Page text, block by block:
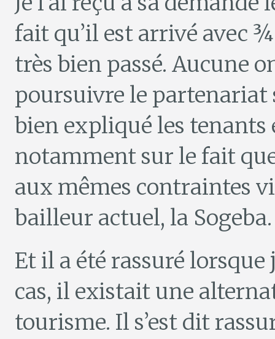
fait qu’il est arrivé avec ¾
très bien passé. Aucune
poursuivre le partenariat
bien expliqué les tenants
notamment sur le fait
aux mêmes contraintes
bailleur actuel, la Sogeba.
Et il a été rassuré
cas, il existait une
tourisme. Il s’est dit